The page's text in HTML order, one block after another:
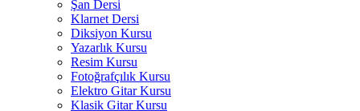
Şan Dersi
Klarnet Dersi
Diksiyon Kursu
Yazarlık Kursu
Resim Kursu
Fotoğrafçılık Kursu
Elektro Gitar Kursu
Klasik Gitar Kursu